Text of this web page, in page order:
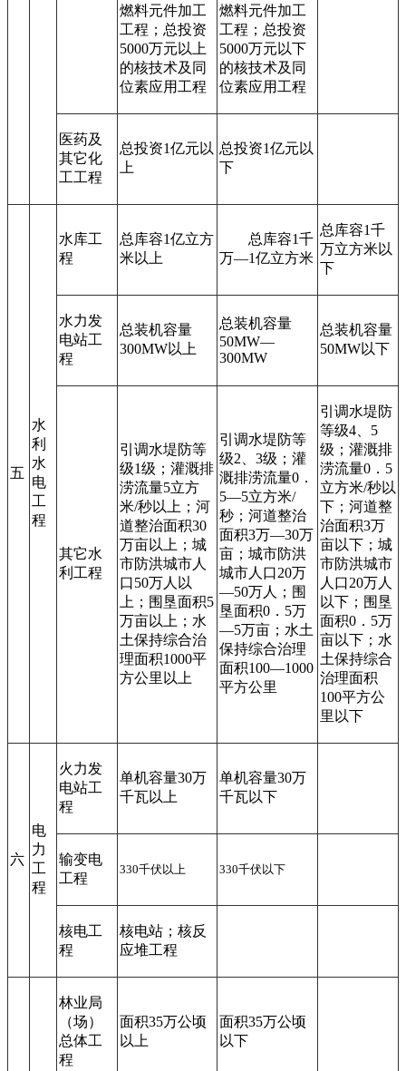
燃料元件加工
工程；总投资
5000万元以上
的核技术及同
位素应用工程
燃料元件加工
工程；总投资
5000万元以下
的核技术及同
位素应用工程
医药及
其它化
工工程
总投资1亿元以
上
总投资1亿元以
下
五
水
利
水
电
工
程
水库工
程
总库容1亿立方
米以上
总库容1千
万—1亿立方米
总库容1千
万立方米以
下
水力发
电站工
程
总装机容量
300MW以上
总装机容量
50MW—
300MW
总装机容量
50MW以下
其它水
利工程
引调水堤防等
级1级；灌溉排
涝流量5立方
米/秒以上；河
道整治面积30
万亩以上；城
市防洪城市人
口50万人以
上；围垦面积5
万亩以上；水
土保持综合治
理面积1000平
方公里以上
引调水堤防等
级2、3级；灌
溉排涝流量0．
5—5立方米/
秒；河道整治
面积3万—30万
亩；城市防洪
城市人口20万
—50万人；围
垦面积0．5万
—5万亩；水土
保持综合治理
面积100—1000
平方公里
引调水堤防
等级4、5
级；灌溉排
涝流量0．5
立方米/秒以
下；河道整
治面积3万
亩以下；城
市防洪城市
人口20万人
以下；围垦
面积0．5万
亩以下；水
土保持综合
治理面积
100平方公
里以下
六
电
力
工
程
火力发
电站工
程
单机容量30万
千瓦以上
单机容量30万
千瓦以下
输变电
工程
330千伏以上 330千伏以下
核电工
程
核电站；核反
应堆工程
林业局
（场）
总体工
程
面积35万公顷
以上
面积35万公顷
以下